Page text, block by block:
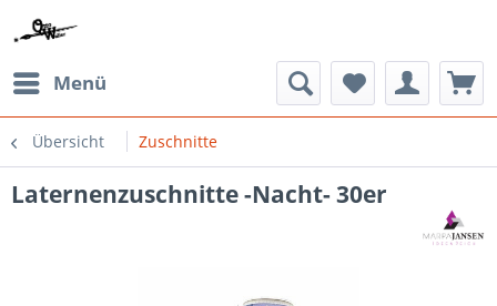
Menü
Übersicht Zuschnitte
Laternenzuschnitte -Nacht- 30er